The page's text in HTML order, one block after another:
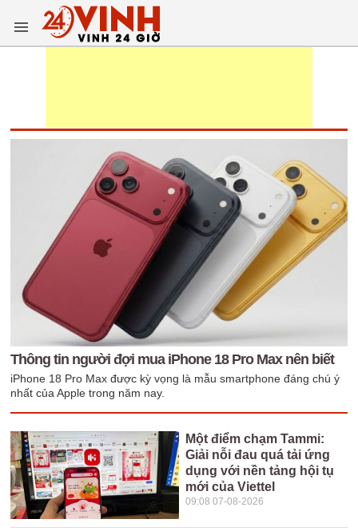
Thông tin người đợi mua iPhone 18 Pro Max nên biết
iPhone 18 Pro Max được kỳ vọng là mẫu smartphone đáng chú ý
nhất của Apple trong năm nay.
Một điểm chạm Tammi:
Giải nỗi đau quá tải ứng
dụng với nền tảng hội tụ
mới của Viettel
09:08 07-08-2026